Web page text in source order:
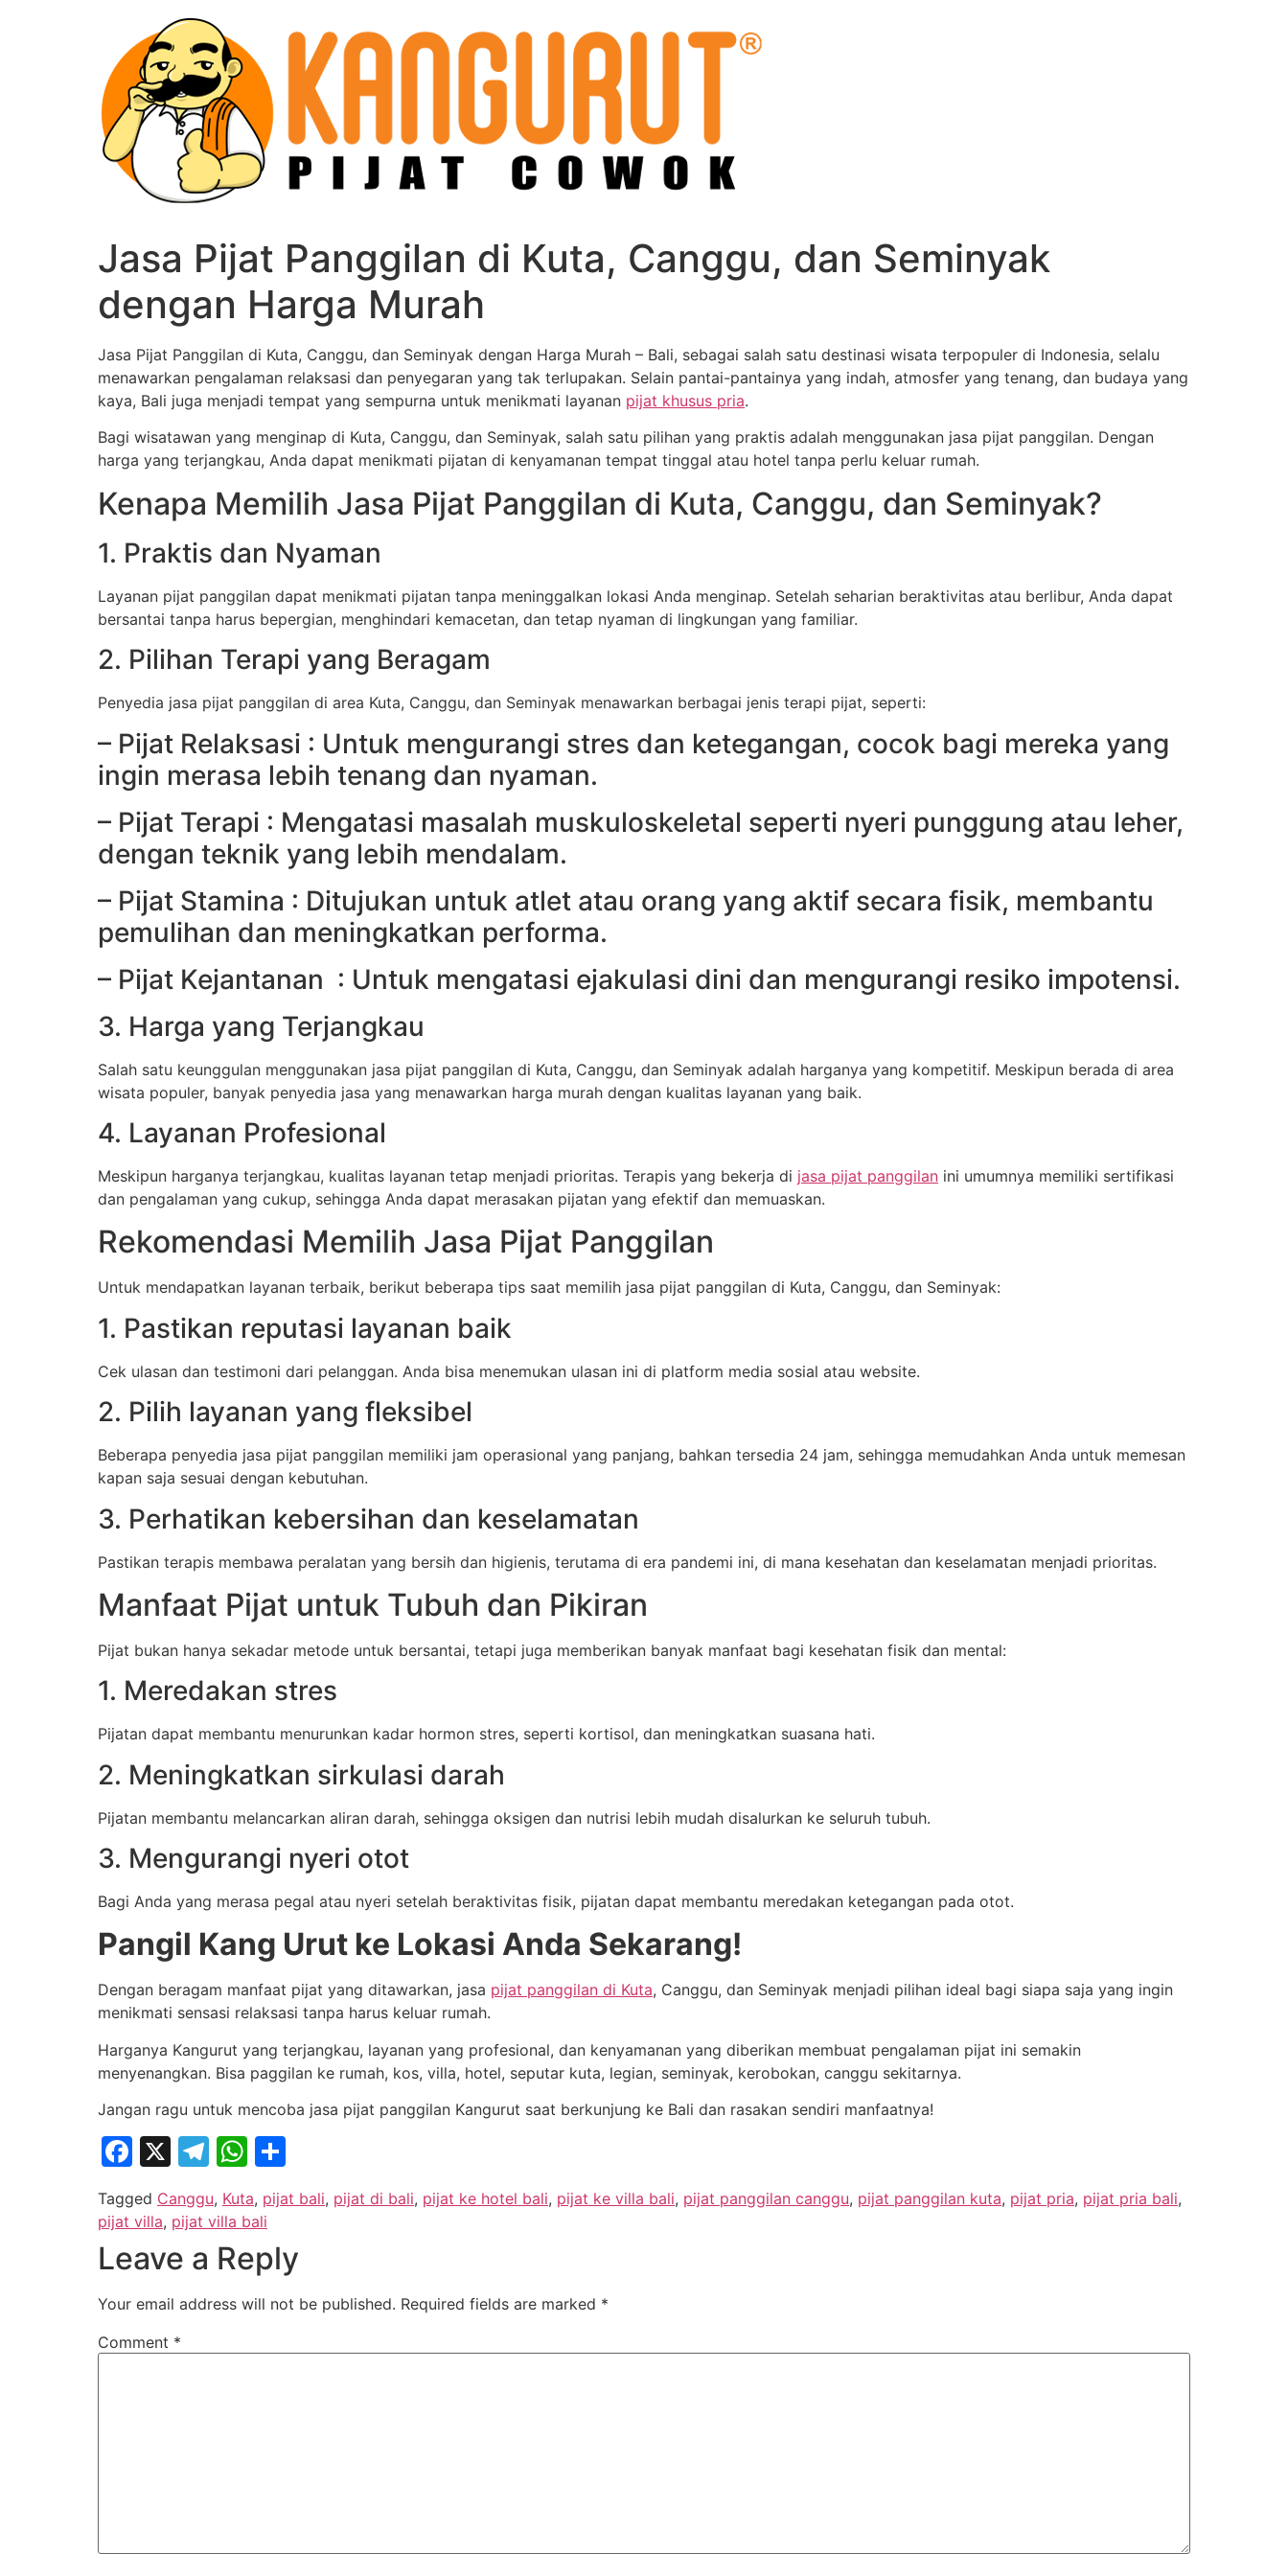
Jasa Pijat Panggilan di Kuta, Canggu, dan Seminyak
dengan Harga Murah
Jasa Pijat Panggilan di Kuta, Canggu, dan Seminyak dengan Harga Murah – Bali, sebagai salah satu destinasi wisata terpopuler di Indonesia, selalu
menawarkan pengalaman relaksasi dan penyegaran yang tak terlupakan. Selain pantai-pantainya yang indah, atmosfer yang tenang, dan budaya yang
kaya, Bali juga menjadi tempat yang sempurna untuk menikmati layanan pijat khusus pria.
Bagi wisatawan yang menginap di Kuta, Canggu, dan Seminyak, salah satu pilihan yang praktis adalah menggunakan jasa pijat panggilan. Dengan
harga yang terjangkau, Anda dapat menikmati pijatan di kenyamanan tempat tinggal atau hotel tanpa perlu keluar rumah.
Kenapa Memilih Jasa Pijat Panggilan di Kuta, Canggu, dan Seminyak?
1. Praktis dan Nyaman
Layanan pijat panggilan dapat menikmati pijatan tanpa meninggalkan lokasi Anda menginap. Setelah seharian beraktivitas atau berlibur, Anda dapat
bersantai tanpa harus bepergian, menghindari kemacetan, dan tetap nyaman di lingkungan yang familiar.
2. Pilihan Terapi yang Beragam
Penyedia jasa pijat panggilan di area Kuta, Canggu, dan Seminyak menawarkan berbagai jenis terapi pijat, seperti:
– Pijat Relaksasi : Untuk mengurangi stres dan ketegangan, cocok bagi mereka yang
ingin merasa lebih tenang dan nyaman.
– Pijat Terapi : Mengatasi masalah muskuloskeletal seperti nyeri punggung atau leher,
dengan teknik yang lebih mendalam.
– Pijat Stamina : Ditujukan untuk atlet atau orang yang aktif secara fisik, membantu
pemulihan dan meningkatkan performa.
– Pijat Kejantanan : Untuk mengatasi ejakulasi dini dan mengurangi resiko impotensi.
3. Harga yang Terjangkau
Salah satu keunggulan menggunakan jasa pijat panggilan di Kuta, Canggu, dan Seminyak adalah harganya yang kompetitif. Meskipun berada di area
wisata populer, banyak penyedia jasa yang menawarkan harga murah dengan kualitas layanan yang baik.
4. Layanan Profesional
Meskipun harganya terjangkau, kualitas layanan tetap menjadi prioritas. Terapis yang bekerja di jasa pijat panggilan ini umumnya memiliki sertifikasi
dan pengalaman yang cukup, sehingga Anda dapat merasakan pijatan yang efektif dan memuaskan.
Rekomendasi Memilih Jasa Pijat Panggilan
Untuk mendapatkan layanan terbaik, berikut beberapa tips saat memilih jasa pijat panggilan di Kuta, Canggu, dan Seminyak:
1. Pastikan reputasi layanan baik
Cek ulasan dan testimoni dari pelanggan. Anda bisa menemukan ulasan ini di platform media sosial atau website.
2. Pilih layanan yang fleksibel
Beberapa penyedia jasa pijat panggilan memiliki jam operasional yang panjang, bahkan tersedia 24 jam, sehingga memudahkan Anda untuk memesan
kapan saja sesuai dengan kebutuhan.
3. Perhatikan kebersihan dan keselamatan
Pastikan terapis membawa peralatan yang bersih dan higienis, terutama di era pandemi ini, di mana kesehatan dan keselamatan menjadi prioritas.
Manfaat Pijat untuk Tubuh dan Pikiran
Pijat bukan hanya sekadar metode untuk bersantai, tetapi juga memberikan banyak manfaat bagi kesehatan fisik dan mental:
1. Meredakan stres
Pijatan dapat membantu menurunkan kadar hormon stres, seperti kortisol, dan meningkatkan suasana hati.
2. Meningkatkan sirkulasi darah
Pijatan membantu melancarkan aliran darah, sehingga oksigen dan nutrisi lebih mudah disalurkan ke seluruh tubuh.
3. Mengurangi nyeri otot
Bagi Anda yang merasa pegal atau nyeri setelah beraktivitas fisik, pijatan dapat membantu meredakan ketegangan pada otot.
Pangil Kang Urut ke Lokasi Anda Sekarang!
Dengan beragam manfaat pijat yang ditawarkan, jasa pijat panggilan di Kuta, Canggu, dan Seminyak menjadi pilihan ideal bagi siapa saja yang ingin
menikmati sensasi relaksasi tanpa harus keluar rumah.
Harganya Kangurut yang terjangkau, layanan yang profesional, dan kenyamanan yang diberikan membuat pengalaman pijat ini semakin
menyenangkan. Bisa paggilan ke rumah, kos, villa, hotel, seputar kuta, legian, seminyak, kerobokan, canggu sekitarnya.
Jangan ragu untuk mencoba jasa pijat panggilan Kangurut saat berkunjung ke Bali dan rasakan sendiri manfaatnya!
Facebook
X Telegram
WhatsApp
Tagged Canggu, Kuta, pijat bali, pijat di bali, pijat ke hotel bali, pijat ke villa bali, pijat panggilan canggu, pijat panggilan kuta, pijat pria, pijat pria bali,
pijat villa, pijat villa bali
Leave a Reply
Your email address will not be published. Required fields are marked *
Comment *